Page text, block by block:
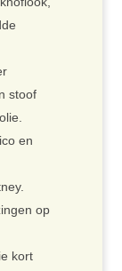
stoof
en
op
kort